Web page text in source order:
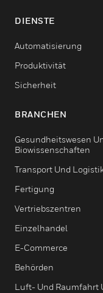
DIENSTE
Automatisierung
Produktivität
Sicherheit
BRANCHEN
Gesundheitswesen
Biowissenschaften
Transport Und
Fertigung
Vertriebszentren
Einzelhandel
E-Commerce
Behörden
Luft- Und Raumfahrt